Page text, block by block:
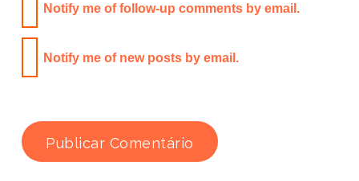
Notify me of follow-up comments by email.
Notify me of new posts by email.